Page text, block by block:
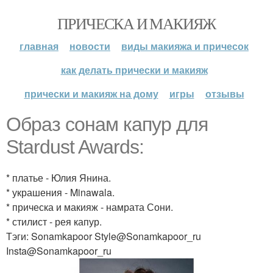
ПРИЧЕСКА И МАКИЯЖ
главная новости
виды макияжа и причесок
как делать прически и макияж
прически и макияж на дому
игры отзывы
Образ сонам капур для
Stardust Awards:
* платье - Юлия Янина.
* украшения - Minawala.
* прическа и макияж - намрата Сони.
* стилист - рея капур.
Тэги: Sonamkapoor Style@Sonamkapoor_ru
Insta@Sonamkapoor_ru